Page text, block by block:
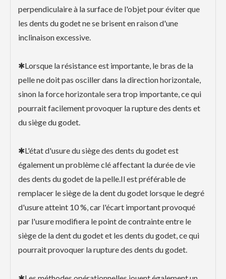
perpendiculaire à la surface de l'objet pour éviter que
les dents du godet ne se brisent en raison d'une
inclinaison excessive.
✱Lorsque la résistance est importante, le bras de la
pelle ne doit pas osciller dans la direction horizontale,
sinon la force horizontale sera trop importante, ce qui
pourrait facilement provoquer la rupture des dents et
du siège du godet.
✱L'état d'usure du siège des dents du godet est
également un problème clé affectant la durée de vie
des dents du godet de la pelle.Il est préférable de
remplacer le siège de la dent du godet lorsque le degré
d'usure atteint 10 %, car l'écart important provoqué
par l'usure modifiera le point de contrainte entre le
siège de la dent du godet et les dents du godet, ce qui
pourrait provoquer la rupture des dents du godet.